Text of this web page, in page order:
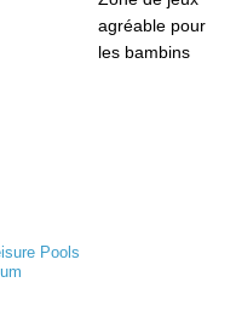
agréable pour
les bambins